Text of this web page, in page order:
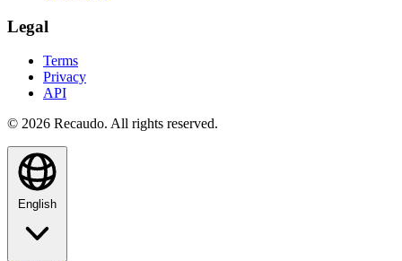
Legal
Terms
Privacy
API
© 2026 Recaudo. All rights reserved.
English